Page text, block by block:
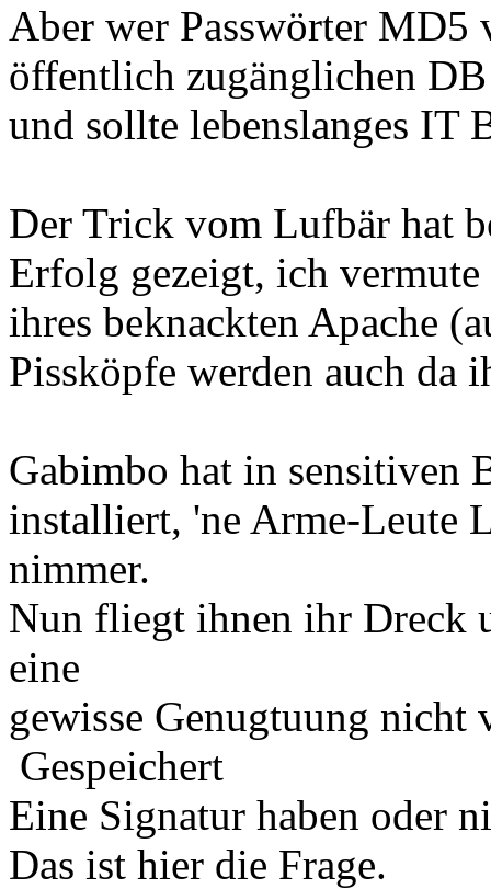
Aber wer Passwörter MD5
öffentlich zugänglichen
und sollte lebenslanges IT
Der Trick vom Lufbär hat
Erfolg gezeigt, ich vermute
ihres beknackten Apache
Pissköpfe werden auch da
Gabimbo hat in sensitiven
installiert, 'ne Arme-Leute
nimmer.
Nun fliegt ihnen ihr Dreck
eine
gewisse Genugtuung nicht
Gespeichert
Eine Signatur haben oder
Das ist hier die Frage.